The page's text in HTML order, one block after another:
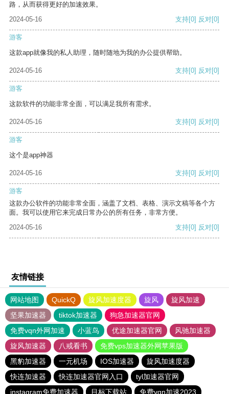
路，从而获得更好的加速效果。
2024-05-16
支持[0] 反对[0]
游客
这款app就像我的私人助理，随时随地为我的办公提供帮助。
2024-05-16 支持[0] 反对[0]
游客
这款软件的功能非常全面，可以满足我所有需求。
2024-05-16 支持[0] 反对[0]
游客
这个是app神器
2024-05-16 支持[0] 反对[0]
游客
这款办公软件的功能非常全面，涵盖了文档、表格、演示文稿等各个方
面。我可以使用它来完成日常办公的所有任务，非常方便。
2024-05-16
支持[0] 反对[0]
友情链接
网站地图 QuickQ 旋风加速度器 旋风
旋风加速
坚果加速器
tiktok加速器
狗急加速器官网
免费vqn外网加速
小蓝鸟 优途加速器官网
风驰加速器
旋风加速器
八戒看书
免费vps加速器外网苹果版
黑豹加速器
一元机场 IOS加速器
旋风加速度器
快连加速器
快连加速器官网入口
tyl加速器官网
instagram免费加速器
目标下载站 免费vqn加速2023